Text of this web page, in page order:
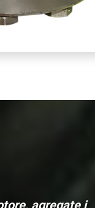
agregate i